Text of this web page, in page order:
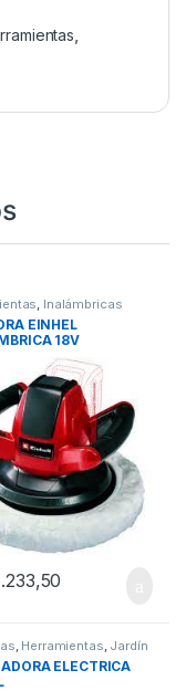
, Inalámbricas
EINHEL
18V
Herramientas Jardín
ELECTRICA